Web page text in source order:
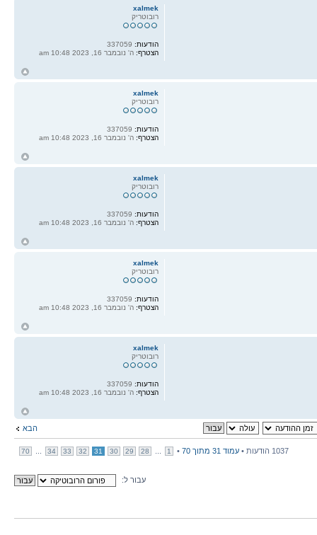
xalmek
רובוטריק
הודעות:
הצטרף: ה' נובמבר 16, 2023 10:48 am
xalmek
רובוטריק
הודעות:337059
הצטרף:ה' נובמבר 16, 2023 10:48 am
xalmek
רובוטריק
הודעות:
הצטרף: ה' נובמבר 16, 2023 10:48 am
xalmek
רובוטריק
הודעות:337059
הצטרף:ה' נובמבר 16, 2023 10:48 am
xalmek
רובוטריק
הודעות:
הצטרף: ה' נובמבר 16, 2023 10:48 am
הבא
1037 הודעות • עמוד 31 מתוך 70
•
1
28
29
30
31
32
33
34
70
עבור ל: